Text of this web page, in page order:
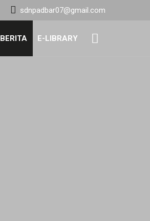
sdnpadbar07@gmail.com
BERITA E-LIBRARY